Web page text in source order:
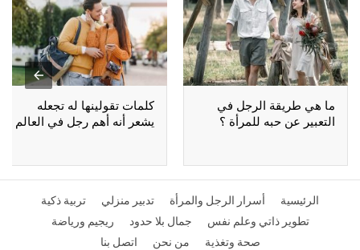
ما هي طريقة الرجل في
التعبير عن حبه للمرأة ؟
كلمات تقولينها له تجعله
يشعر أنه أهم رجل في العالم
الرئيسية أسرار الرجل والمرأة تدبير منزلي
تربية ذكية
تطوير ذاتي وعلم نفس
جمال بلا حدود
ريجيم ورياضة
صحة وتغذية
من نحن اتصل بنا